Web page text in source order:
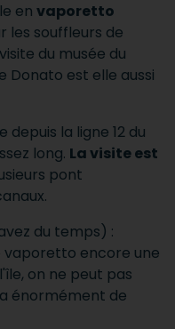
en vaporetto
les souffleurs de
du musée du
Donato est elle aussi
la ligne 12 du
long. La visite est
pont
du temps) :
vaporetto encore une
on ne peut pas
énormément de